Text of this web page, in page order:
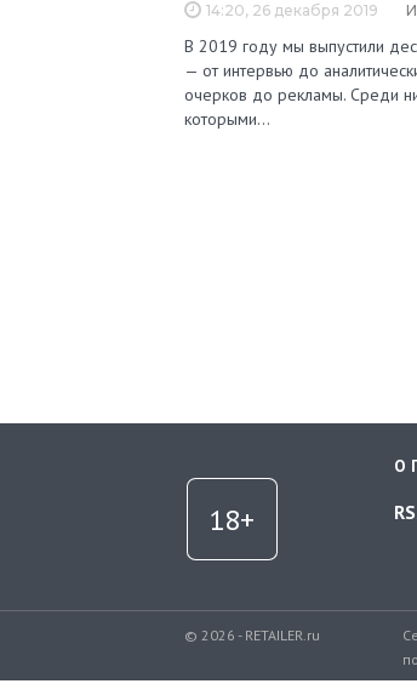
14:20, 26 декабря 2019
В 2019 году мы выпустили
— от интервью до
очерков до рекламы. Среди
которыми…
О
© 2026 - RETAILER.ru